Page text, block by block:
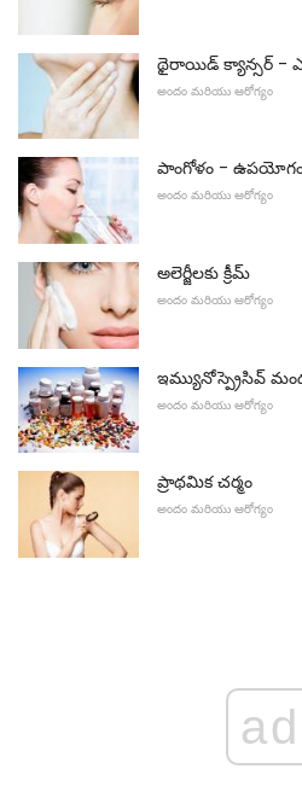
థైరాయిడ్ క్యాన్సర్ -
అందం మరియు ఆరోగ్యం
పాంగోళం - ఉపయోగం
అందం మరియు ఆరోగ్యం
అలెర్జీలకు క్రీమ్
అందం మరియు ఆరోగ్యం
ఇమ్యునోస్ప్రెసివ్
అందం మరియు ఆరోగ్యం
ప్రాథమిక చర్మం
అందం మరియు ఆరోగ్యం
ad